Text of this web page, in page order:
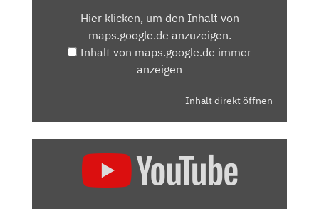
MAPS.GOOGLE.DEHier klicken, um den Inhalt von
maps.google.de anzuzeigen.
Inhalt von maps.google.de immer
anzeigen
Inhalt direkt öffnen